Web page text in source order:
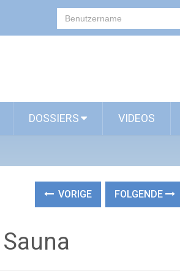
DOSSIERS VIDEOS
VORIGE FOLGENDE